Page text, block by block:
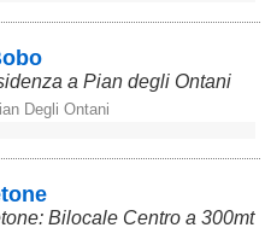
a Pian degli Ontani
Degli Ontani
Bilocale Centro a 300mt